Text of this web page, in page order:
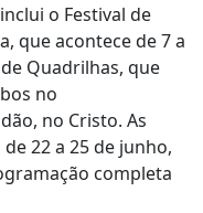
o Festival de
que acontece de 7 a
Quadrilhas, que
no
no Cristo. As
22 a 25 de junho,
completa